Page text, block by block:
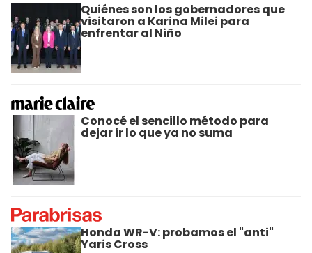
Quiénes son los gobernadores que
visitaron a Karina Milei para
enfrentar al Niño
Conocé el sencillo método para
dejar ir lo que ya no suma
Honda WR-V: probamos el "anti"
Yaris Cross